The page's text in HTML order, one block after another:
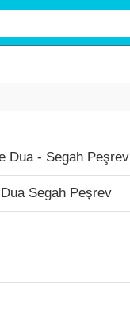
Dua - Segah Peşrev
Segah Peşrev